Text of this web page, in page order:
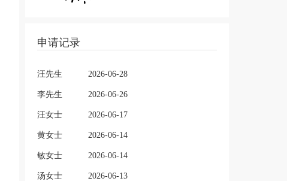
申请记录
汪先生 2026-06-28
李先生 2026-06-26
汪女士 2026-06-17
黄女士 2026-06-14
敏女士 2026-06-14
汤女士 2026-06-13